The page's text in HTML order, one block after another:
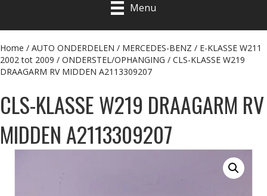
Menu
Home / AUTO ONDERDELEN / MERCEDES-BENZ / E-KLASSE W211
2002 tot 2009 / ONDERSTEL/OPHANGING / CLS-KLASSE W219
DRAAGARM RV MIDDEN A2113309207
CLS-KLASSE W219 DRAAGARM RV
MIDDEN A2113309207